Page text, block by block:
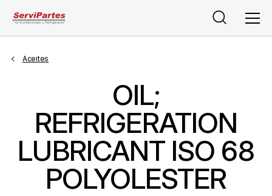
Buscar
Aceites
OIL;
REFRIGERATION
LUBRICANT ISO 68
POLYOLESTER